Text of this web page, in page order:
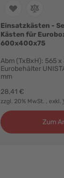
Einsatzkästen -
Kästen für
600x400x75
Abm (TxBxH): 565
Eurobehälter
mm
28,41 €
zzgl. 20% MwSt. , exkl.
Zum